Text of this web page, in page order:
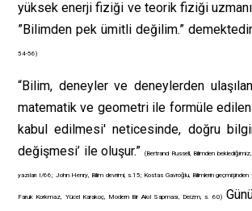
yüksek enerji fiziği ve teorik fiziği
”Bilimden pek ümitli değilim.”
54-56)
“Bilim, deneyler ve deneylerden
matematik ve geometri ile formüle
kabul edilmesi' neticesinde, doğru
değişmesi’ ile oluşur.” (Bertrand Russell, Bilimden
yazıları I/66; John Henry, Bilim devrimi, s.15; Kostas Gavroğlu, Bilimlerin
Faruk Korkmaz, Yücel Karakoç, Modern Bir Akıl Sapması, Deizm, s. 60)